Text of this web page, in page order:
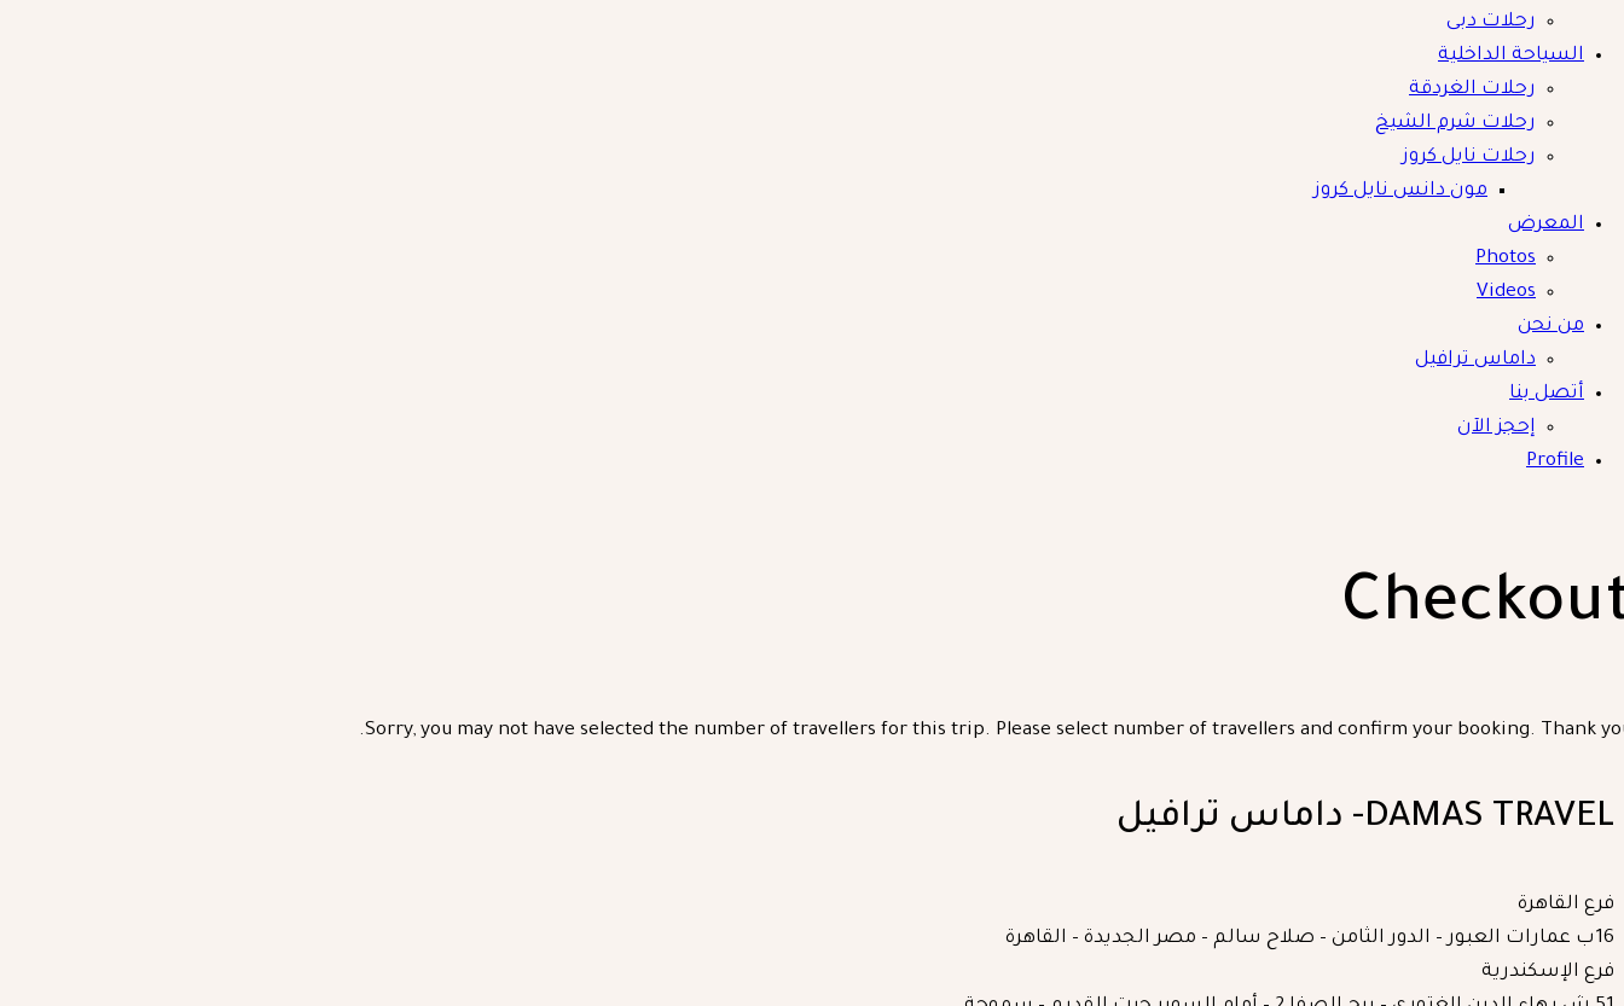
رحلات دبى
السياحة الداخلية
رحلات الغردقة
رحلات شرم الشيخ
رحلات نايل كروز
مون دانس نايل كروز
المعرض
Photos
Videos
من نحن
داماس ترافيل
أتصل بنا
إحجز الآن
Profile
Sorry, you may not have selected the number of travellers for this trip. Please select number of travellers and confirm your booking. Thank
DAMAS TRAVEL- داماس ترافيل
فرع القاهرة
16ب عمارات العبور – الدور الثامن – صلاح سالم – مصر الجديدة – القاهرة
فرع الإسكندرية